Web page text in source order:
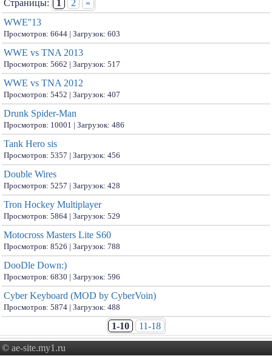
Страницы:
1 2
»
WWE''13
Просмотров: 6644 | Загрузок: 603
WWE vs TNA 2013
Просмотров: 5662 | Загрузок: 517
WWE vs TNA 2012
Просмотров: 5452 | Загрузок: 407
Drunk Spider-Man
Просмотров: 10001 | Загрузок: 486
Tank Hero sis
Просмотров: 5357 | Загрузок: 456
Double Wires
Просмотров: 5257 | Загрузок: 428
Tron Hockey Multiplayer
Просмотров: 5864 | Загрузок: 529
Motocross Masters Lite S60
Просмотров: 8526 | Загрузок: 788
DooDle Down:)
Просмотров: 6830 | Загрузок: 596
Cyber Keyboard (MOD by CyberVoin)
Просмотров: 5874 | Загрузок: 488
1-10 11-18
© ae-site.my1.ru